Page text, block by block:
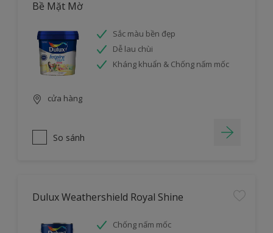
Bề Mặt Mờ
Sắc màu bền đẹp
Dễ lau chùi
Kháng khuẩn & Chống nấm mốc
cửa hàng
So sánh
Dulux Weathershield Royal Shine
Chống nấm mốc